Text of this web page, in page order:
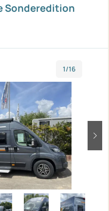
Sonderedition
1/16